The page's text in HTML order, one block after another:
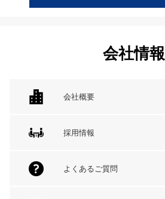
会社情報
会社概要
採用情報
よくあるご質問